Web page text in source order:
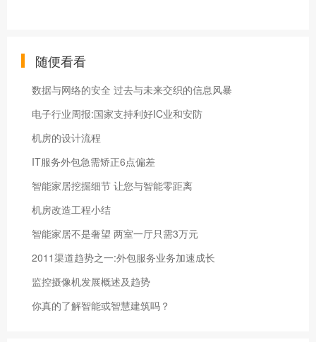
随便看看
数据与网络的安全 过去与未来交织的信息风暴
电子行业周报:国家支持利好IC业和安防
机房的设计流程
IT服务外包急需矫正6点偏差
智能家居挖掘细节 让您与智能零距离
机房改造工程小结
智能家居不是奢望 两室一厅只需3万元
2011渠道趋势之一:外包服务业务加速成长
监控摄像机发展概述及趋势
你真的了解智能或智慧建筑吗？